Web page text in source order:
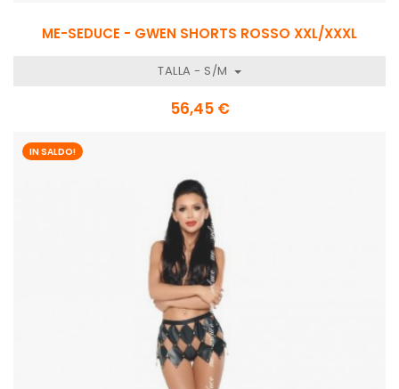
ME-SEDUCE - GWEN SHORTS ROSSO XXL/XXXL
TALLA - S/M
56,45 €
IN SALDO!